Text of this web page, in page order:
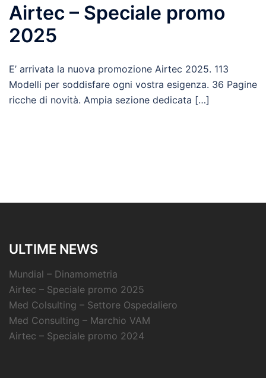
Airtec – Speciale promo
2025
E’ arrivata la nuova promozione Airtec 2025. 113
Modelli per soddisfare ogni vostra esigenza. 36 Pagine
ricche di novità. Ampia sezione dedicata […]
ULTIME NEWS
Mundial – Dinamometria
Airtec – Speciale promo 2025
Med Colsulting – Settore Ospedaliero
Med Consulting – Marchio VAM
Airtec – Speciale promo 2024